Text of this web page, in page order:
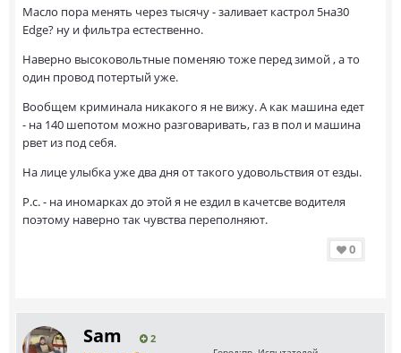
Масло пора менять через тысячу - заливает кастрол 5на30
Edge? ну и фильтра естественно.
Наверно высоковольтные поменяю тоже перед зимой , а то
один провод потертый уже.
Вообщем криминала никакого я не вижу. А как машина едет
- на 140 шепотом можно разговаривать, газ в пол и машина
рвет из под себя.
На лице улыбка уже два дня от такого удовольствия от езды.
Р.с. - на иномарках до этой я не ездил в качетсве водителя
поэтому наверно так чувства переполняют.
0
Sam 2